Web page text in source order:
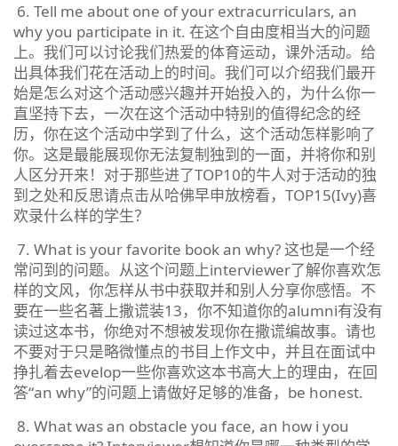
6. Tell me about one of your extracurriculars, an
why you participate in it. 在这个自由度相当大的问题
上。我们可以讨论我们热爱的体育运动，课外活动。给
出具体我们花在活动上的时间。我们可以介绍我们最开
始是怎么对这个活动感兴趣并开始投入的，为什么你一
直坚持下去，一次在这个活动中特别的值得纪念的经
历，你在这个活动中学到了什么，这个活动怎样影响了
你。这是最能展现你无法复制独到的一面，并将你和别
人区分开来！对于那些进了TOP10的牛人对于活动的独
到之处和反思请点击从哈佛早申放榜看，TOP15(Ivy)喜
欢录什么样的学生？
7. What is your favorite book an why? 这也是一个经
常问到的问题。从这个问题上interviewer了解你喜欢怎
样的文风，你怎样从书中获取并和别人分享你感悟。不
要在一些名著上撒谎装13，你不知道你的alumni有没有
读过这本书，你绝对不想被发现你在撒谎编故事。请也
不要对于只是略微懂点的书目上作文中，并且在面试中
挣扎着去evelop一些你喜欢这本书高大上的理由，在回
答“an why”的问题上请做好足够的准备，be honest.
8. What was an obstacle you face, an how i you